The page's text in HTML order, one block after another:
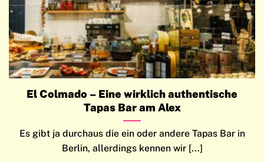
El Colmado – Eine wirklich authentische
Tapas Bar am Alex
Es gibt ja durchaus die ein oder andere Tapas Bar in
Berlin, allerdings kennen wir [...]